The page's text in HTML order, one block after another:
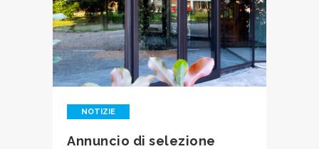
NOTIZIE
Annuncio di selezione